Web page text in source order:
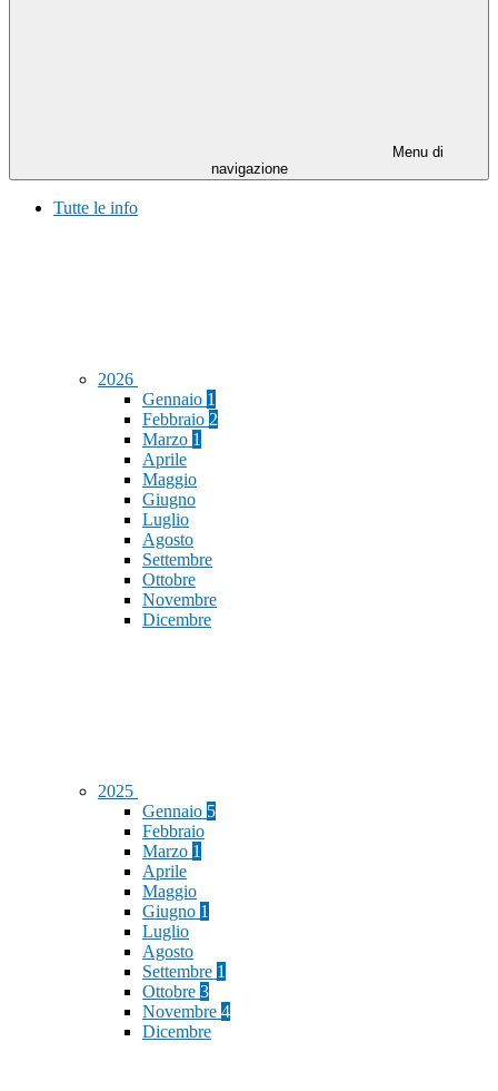
Menu di
navigazione
Tutte le info
2026
Gennaio 1
Febbraio 2
Marzo 1
Aprile
Maggio
Giugno
Luglio
Agosto
Settembre
Ottobre
Novembre
Dicembre
2025
Gennaio 5
Febbraio
Marzo 1
Aprile
Maggio
Giugno 1
Luglio
Agosto
Settembre 1
Ottobre 3
Novembre 4
Dicembre